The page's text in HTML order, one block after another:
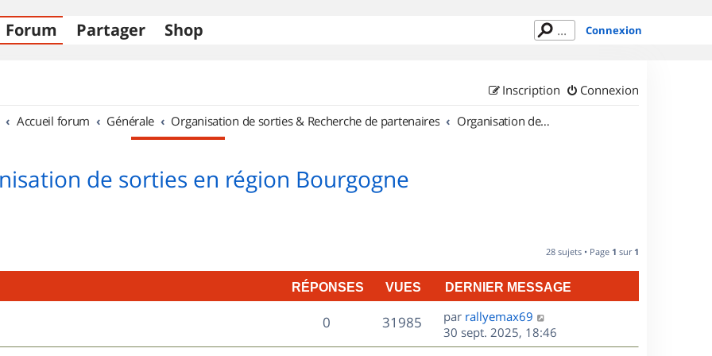
Forum Partager Shop Connexion
Connexion
Inscription
Accueil forum Générale Organisation de sorties & Recherche de partenaires Organisation de sorties en région Bourgogne
de sorties en région Bourgogne
28 sujets • Page 1 sur 1
RÉPONSES VUES DERNIER MESSAGE
0R
é
31985V
u
D
e
r
par rallyemax69
30 sept. 2025, 18:46